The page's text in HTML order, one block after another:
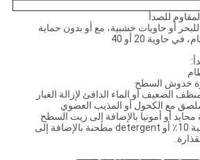
للصدأ
أو حاويات خشبية، مع أو بدون حماية
حاوية 20 أو 40
(6) مع حمض النيتريك بنسبة 10٪ أو detergent مطحنة بالإضافة إلى